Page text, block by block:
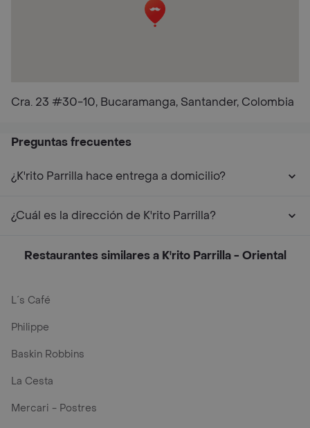
Cra. 23 #30-10, Bucaramanga, Santander, Colombia
Preguntas frecuentes
¿K'rito Parrilla hace entrega a domicilio?
¿Cuál es la dirección de K'rito Parrilla?
Restaurantes similares a K'rito Parrilla - Oriental
L´s Café
Philippe
Baskin Robbins
La Cesta
Mercari - Postres